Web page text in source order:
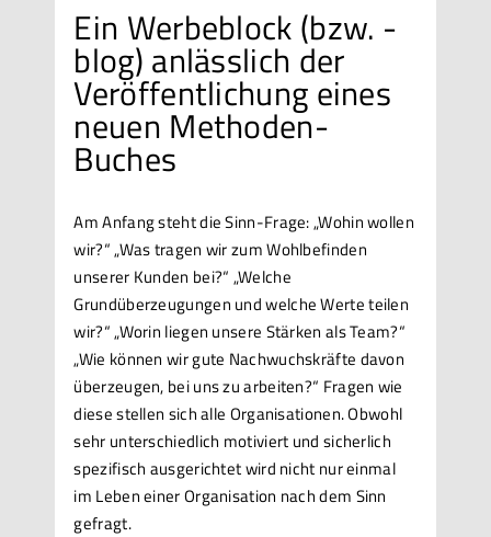
Ein Werbeblock (bzw. -
blog) anlässlich der
Veröffentlichung eines
neuen Methoden-
Buches
Am Anfang steht die Sinn-Frage: „Wohin wollen
wir?“ „Was tragen wir zum Wohlbefinden
unserer Kunden bei?“ „Welche
Grundüberzeugungen und welche Werte teilen
wir?“ „Worin liegen unsere Stärken als Team?“
„Wie können wir gute Nachwuchskräfte davon
überzeugen, bei uns zu arbeiten?“ Fragen wie
diese stellen sich alle Organisationen. Obwohl
sehr unterschiedlich motiviert und sicherlich
spezifisch ausgerichtet wird nicht nur einmal
im Leben einer Organisation nach dem Sinn
gefragt.